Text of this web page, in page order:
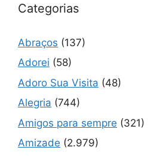
Categorias
Abraços (137)
Adorei (58)
Adoro Sua Visita (48)
Alegria (744)
Amigos para sempre (321)
Amizade (2.979)